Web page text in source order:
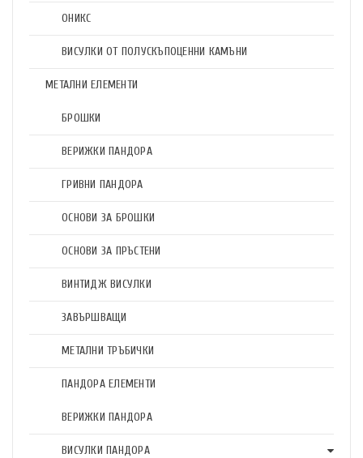
ОНИКС
ВИСУЛКИ ОТ ПОЛУСКЪПОЦЕННИ КАМЪНИ
МЕТАЛНИ ЕЛЕМЕНТИ
БРОШКИ
ВЕРИЖКИ ПАНДОРА
ГРИВНИ ПАНДОРА
ОСНОВИ ЗА БРОШКИ
ОСНОВИ ЗА ПРЪСТЕНИ
ВИНТИДЖ ВИСУЛКИ
ЗАВЪРШВАЩИ
МЕТАЛНИ ТРЪБИЧКИ
ПАНДОРА ЕЛЕМЕНТИ
ВЕРИЖКИ ПАНДОРА
ВИСУЛКИ ПАНДОРА